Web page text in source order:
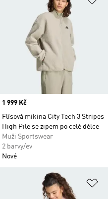
Price
1 999 Kč
Flísová mikina City Tech 3 Stripes
High Pile se zipem po celé délce
Muži Sportswear
2 barvy/ev
Nové
do seznamu přání